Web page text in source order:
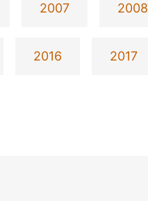
2007 2008
2016 2017